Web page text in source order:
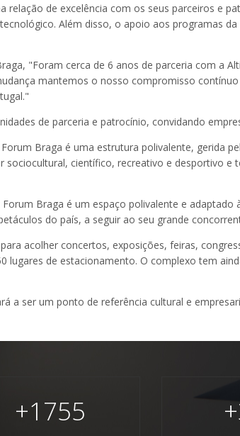
de excelência com os seus parceiros e
Além disso, o apoio aos programas
"Foram cerca de 6 anos de parceria com a
mantemos o nosso compromisso
de parceria e patrocínio, convidando
Braga é uma estrutura polivalente, gerida
sociocultural, científico, recreativo e desportivo
Braga é um espaço polivalente e
do país, a seguir ao seu grande
acolher concertos, exposições, feiras,
lugares de estacionamento. O complexo tem
a ser um ponto de referência cultural e
+1755 +